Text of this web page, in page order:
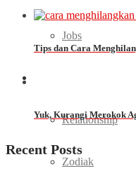
Jobs
Relationship
Zodiak
Tips dan Cara
Yuk, Kurangi Merokok
Recent Posts